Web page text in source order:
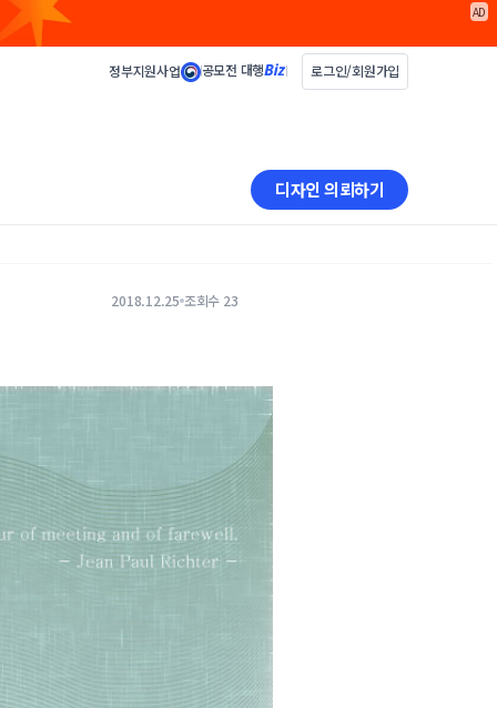
AD
정부지원사업 공모전 대행 로그인/회원가입
디자인 의뢰하기
2018.12.25 조회수 23